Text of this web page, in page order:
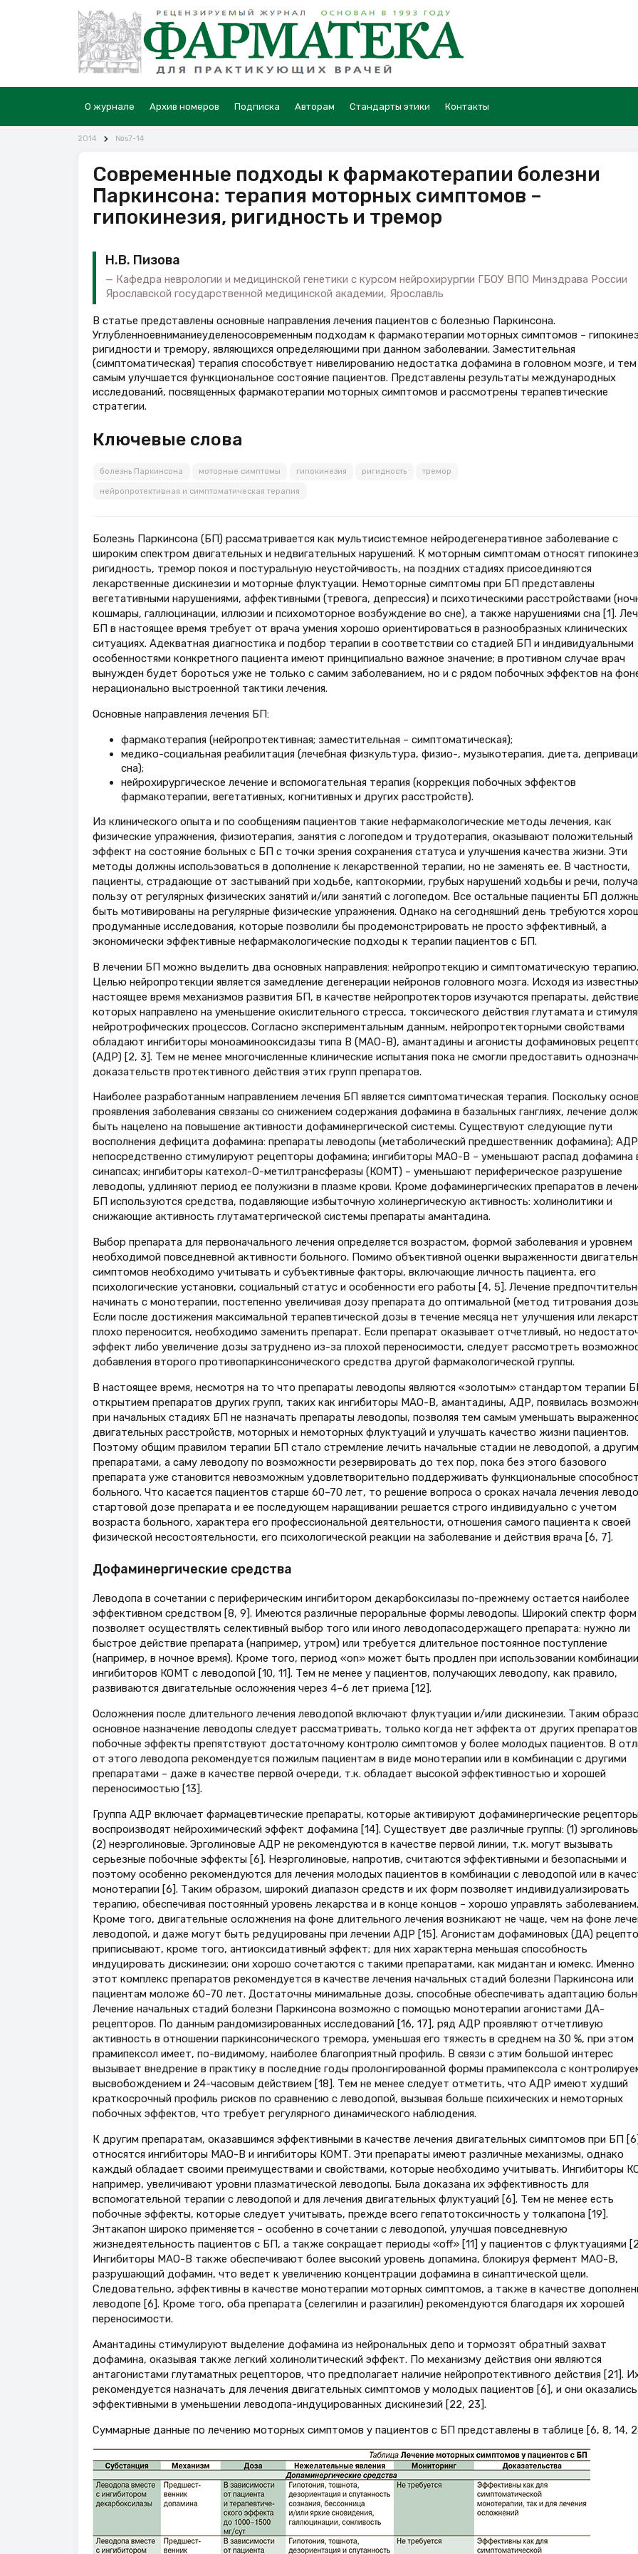
О журнале Архив номеров Подписка Авторам Стандарты этики Контакты
2014 №s7-14
Современные подходы к фармакотерапии болезни
Паркинсона: терапия моторных симптомов –
гипокинезия, ригидность и тремор
Н.В. Пизова
Кафедра неврологии и медицинской генетики с курсом нейрохирургии ГБОУ ВПО Минздрава России
Ярославской государственной медицинской академии, Ярославль
В статье представлены основные направления лечения пациентов с болезнью Паркинсона.
Углубленноевниманиеуделеносовременным подходам к фармакотерапии моторных симптомов –
ригидности и тремору, являющихся определяющими при данном заболевании. Заместительная
(симптоматическая) терапия способствует нивелированию недостатка дофамина в головном мозге, и тем
самым улучшается функциональное состояние пациентов. Представлены результаты международных
исследований, посвященных фармакотерапии моторных симптомов и рассмотрены терапевтические
стратегии.
Ключевые слова
болезнь Паркинсона моторные симптомы гипокинезия ригидность тремор
нейропротективная и симптоматическая терапия
Болезнь Паркинсона (БП) рассматривается как мультисистемное нейродегенеративное заболевание с
широким спектром двигательных и недвигательных нарушений. К моторным симптомам относят
ригидность, тремор покоя и постуральную неустойчивость, на поздних стадиях присоединяются
лекарственные дискинезии и моторные флуктуации. Немоторные симптомы при БП представлены
вегетативными нарушениями, аффективными (тревога, депрессия) и психотическими расстройствами
кошмары, галлюцинации, иллюзии и психомоторное возбуждение во сне), а также нарушениями сна [1].
БП в настоящее время требует от врача умения хорошо ориентироваться в разнообразных клинических
ситуациях. Адекватная диагностика и подбор терапии в соответствии со стадией БП и индивидуальными
особенностями конкретного пациента имеют принципиально важное значение; в противном случае врач
вынужден будет бороться уже не только с самим заболеванием, но и с рядом побочных эффектов на
нерационально выстроенной тактики лечения.
Основные направления лечения БП:
фармакотерапия (нейропротективная; заместительная – симптоматическая);
медико-социальная реабилитация (лечебная физкультура, физио-, музыкотерапия, диета,
сна);
нейрохирургическое лечение и вспомогательная терапия (коррекция побочных эффектов
фармакотерапии, вегетативных, когнитивных и других расстройств).
Из клинического опыта и по сообщениям пациентов такие нефармакологические методы лечения, как
физические упражнения, физиотерапия, занятия с логопедом и трудотерапия, оказывают положительный
эффект на состояние больных с БП с точки зрения сохранения статуса и улучшения качества жизни. Эти
методы должны использоваться в дополнение к лекарственной терапии, но не заменять ее. В частности,
пациенты, страдающие от застываний при ходьбе, каптокормии, грубых нарушений ходьбы и речи,
пользу от регулярных физических занятий и/или занятий с логопедом. Все остальные пациенты БП
быть мотивированы на регулярные физические упражнения. Однако на сегодняшний день требуются
продуманные исследования, которые позволили бы продемонстрировать не просто эффективный, а
экономически эффективные нефармакологические подходы к терапии пациентов с БП.
В лечении БП можно выделить два основных направления: нейропротекцию и симптоматическую терапию.
Целью нейропротекции является замедление дегенерации нейронов головного мозга. Исходя из
настоящее время механизмов развития БП, в качестве нейропротекторов изучаются препараты, действие
которых направлено на уменьшение окислительного стресса, токсического действия глутамата и
нейротрофических процессов. Согласно экспериментальным данным, нейропротекторными свойствами
обладают ингибиторы моноаминооксидазы типа В (МАО-В), амантадины и агонисты дофаминовых
(АДР) [2, 3]. Тем не менее многочисленные клинические испытания пока не смогли предоставить
доказательств протективного действия этих групп препаратов.
Наиболее разработанным направлением лечения БП является симптоматическая терапия. Поскольку
проявления заболевания связаны со снижением содержания дофамина в базальных ганглиях, лечение
быть нацелено на повышение активности дофаминергической системы. Существуют следующие пути
восполнения дефицита дофамина: препараты леводопы (метаболический предшественник дофамина);
непосредственно стимулируют рецепторы дофамина; ингибиторы МАО-В – уменьшают распад дофамина
синапсах; ингибиторы катехол-О-метилтрансферазы (КОМТ) – уменьшают периферическое разрушение
леводопы, удлиняют период ее полужизни в плазме крови. Кроме дофаминергических препаратов в
БП используются средства, подавляющие избыточную холинергическую активность: холинолитики и
снижающие активность глутаматергической системы препараты амантадина.
Выбор препарата для первоначального лечения определяется возрастом, формой заболевания и уровнем
необходимой повседневной активности больного. Помимо объективной оценки выраженности
симптомов необходимо учитывать и субъективные факторы, включающие личность пациента, его
психологические установки, социальный статус и особенности его работы [4, 5]. Лечение
начинать с монотерапии, постепенно увеличивая дозу препарата до оптимальной (метод титрования
Если после достижения максимальной терапевтической дозы в течение месяца нет улучшения или
плохо переносится, необходимо заменить препарат. Если препарат оказывает отчетливый, но
эффект либо увеличение дозы затруднено из-за плохой переносимости, следует рассмотреть
добавления второго противопаркинсонического средства другой фармакологической группы.
В настоящее время, несмотря на то что препараты леводопы являются «золотым» стандартом терапии
открытием препаратов других групп, таких как ингибиторы МАО-В, амантадины, АДР, появилась
при начальных стадиях БП не назначать препараты леводопы, позволяя тем самым уменьшать
двигательных расстройств, моторных и немоторных флуктуаций и улучшать качество жизни пациентов.
Поэтому общим правилом терапии БП стало стремление лечить начальные стадии не леводопой, а
препаратами, а саму леводопу по возможности резервировать до тех пор, пока без этого базового
препарата уже становится невозможным удовлетворительно поддерживать функциональные
больного. Что касается пациентов старше 60–70 лет, то решение вопроса о сроках начала лечения
стартовой дозе препарата и ее последующем наращивании решается строго индивидуально с учетом
возраста больного, характера его профессиональной деятельности, отношения самого пациента к своей
физической несостоятельности, его психологической реакции на заболевание и действия врача [6, 7].
Дофаминергические средства
Леводопа в сочетании с периферическим ингибитором декарбоксилазы по-прежнему остается наиболее
эффективном средством [8, 9]. Имеются различные пероральные формы леводопы. Широкий спектр форм
позволяет осуществлять селективный выбор того или иного леводопасодержащего препарата: нужно ли
быстрое действие препарата (например, утром) или требуется длительное постоянное поступление
(например, в ночное время). Кроме того, период «on» может быть продлен при использовании комбинации
ингибиторов КОМТ с леводопой [10, 11]. Тем не менее у пациентов, получающих леводопу, как правило,
развиваются двигательные осложнения через 4–6 лет приема [12].
Осложнения после длительного лечения леводопой включают флуктуации и/или дискинезии. Таким
основное назначение леводопы следует рассматривать, только когда нет эффекта от других
побочные эффекты препятствуют достаточному контролю симптомов у более молодых пациентов. В
от этого леводопа рекомендуется пожилым пациентам в виде монотерапии или в комбинации с другими
препаратами – даже в качестве первой очереди, т.к. обладает высокой эффективностью и хорошей
переносимостью [13].
Группа АДР включает фармацевтические препараты, которые активируют дофаминергические
воспроизводят нейрохимический эффект дофамина [14]. Существует две различные группы: (1)
(2) неэрголиновые. Эрголиновые АДР не рекомендуются в качестве первой линии, т.к. могут вызывать
серьезные побочные эффекты [6]. Неэрголиновые, напротив, считаются эффективными и безопасными и
поэтому особенно рекомендуются для лечения молодых пациентов в комбинации с леводопой или в
монотерапии [6]. Таким образом, широкий диапазон средств и их форм позволяет индивидуализировать
терапию, обеспечивая постоянный уровень лекарства и в конце концов – хорошо управлять заболеванием.
Кроме того, двигательные осложнения на фоне длительного лечения возникают не чаще, чем на фоне
леводопой, и даже могут быть редуцированы при лечении АДР [15]. Агонистам дофаминовых (ДА)
приписывают, кроме того, антиоксидативный эффект; для них характерна меньшая способность
индуцировать дискинезии; они хорошо сочетаются с такими препаратами, как мидантан и юмекс. Именно
этот комплекс препаратов рекомендуется в качестве лечения начальных стадий болезни Паркинсона или
пациентам моложе 60–70 лет. Достаточны минимальные дозы, способные обеспечивать адаптацию
Лечение начальных стадий болезни Паркинсона возможно с помощью монотерапии агонистами ДА-
рецепторов. По данным рандомизированных исследований [16, 17], ряд АДР проявляют отчетливую
активность в отношении паркинсонического тремора, уменьшая его тяжесть в среднем на 30 %, при этом
прамипексол имеет, по-видимому, наиболее благоприятный профиль. В связи с этим большой интерес
вызывает внедрение в практику в последние годы пролонгированной формы прамипексола с
высвобождением и 24-часовым действием [18]. Тем не менее следует отметить, что АДР имеют худший
краткосрочный профиль рисков по сравнению с леводопой, вызывая больше психических и немоторных
побочных эффектов, что требует регулярного динамического наблюдения.
К другим препаратам, оказавшимся эффективными в качестве лечения двигательных симптомов при БП
относятся ингибиторы МАО-В и ингибиторы КОМТ. Эти препараты имеют различные механизмы, однако
каждый обладает своими преимуществами и свойствами, которые необходимо учитывать. Ингибиторы
например, увеличивают уровни плазматической леводопы. Была доказана их эффективность для
вспомогательной терапии с леводопой и для лечения двигательных флуктуаций [6]. Тем не менее есть
побочные эффекты, которые следует учитывать, прежде всего гепатотоксичность у толкапона [19].
Энтакапон широко применяется – особенно в сочетании с леводопой, улучшая повседневную
жизнедеятельность пациентов с БП, а также сокращает периоды «off» [11] у пациентов с флуктуациями
Ингибиторы МАО-В также обеспечивают более высокий уровень допамина, блокируя фермент МАО-В,
разрушающий дофамин, что ведет к увеличению концентрации дофамина в синаптической щели.
Следовательно, эффективны в качестве монотерапии моторных симптомов, а также в качестве
леводопе [6]. Кроме того, оба препарата (селегилин и разагилин) рекомендуются благодаря их хорошей
переносимости.
Амантадины стимулируют выделение дофамина из нейрональных депо и тормозят обратный захват
дофамина, оказывая также легкий холинолитический эффект. По механизму действия они являются
антагонистами глутаматных рецепторов, что предполагает наличие нейропротективного действия [21].
рекомендуется назначать для лечения двигательных симптомов у молодых пациентов [6], и они оказались
эффективными в уменьшении леводопа-индуцированных дискинезий [22, 23].
Суммарные данные по лечению моторных симптомов у пациентов с БП представлены в таблице [6, 8, 14,